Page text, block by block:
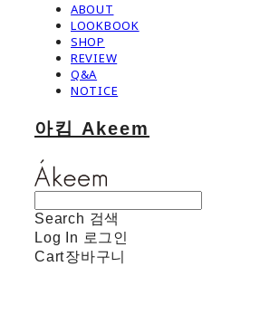
ABOUT
LOOKBOOK
SHOP
REVIEW
Q&A
NOTICE
아킴 Akeem
Search 검색
Log In 로그인
Cart장바구니